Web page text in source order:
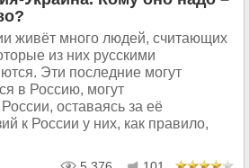
живёт много людей, считающих
из них русскими
Эти последние могут
в Россию, могут
оставаясь за её
к России у них, как правило,